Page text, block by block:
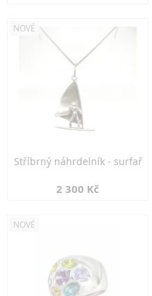
NOVÉ
Stříbrný náhrdelník - surfař
2 300 Kč
NOVÉ